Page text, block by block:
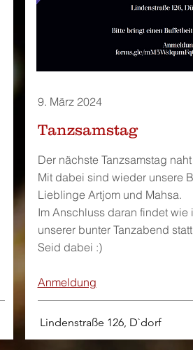
9. März 2024
Tanzsamstag
Der nächste Tanzsamstag
Mit dabei sind wieder unsere
Lieblinge Artjom und Mahsa.
Im Anschluss daran findet wie
unserer bunter Tanzabend
Seid dabei :)
Anmeldung
Lindenstraße 126, D`dorf